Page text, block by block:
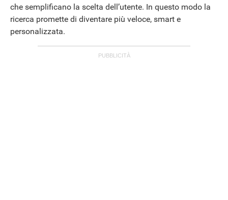
che semplificano la scelta dell’utente. In questo modo la
ricerca promette di diventare più veloce, smart e
personalizzata.